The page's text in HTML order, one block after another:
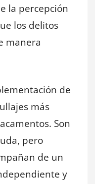
la percepción
los delitos
manera
de
más
Son
pero
de un
y